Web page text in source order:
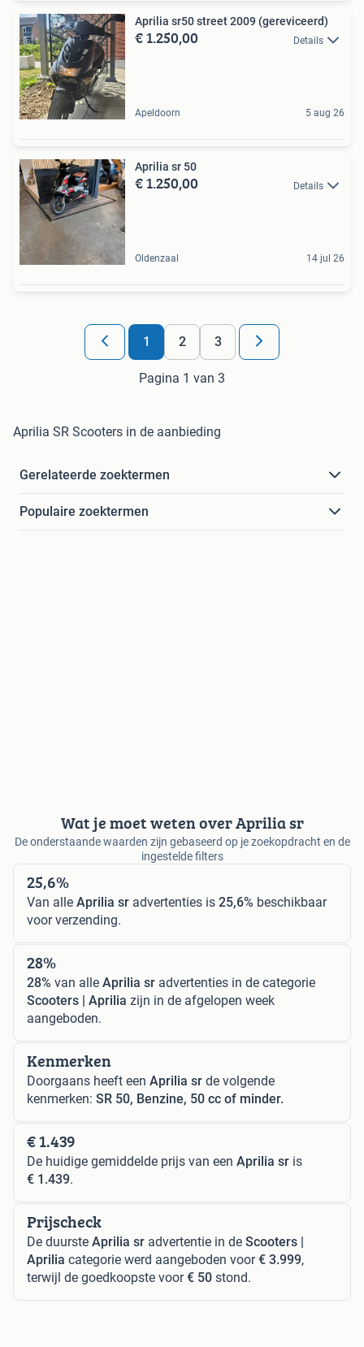
Aprilia sr50 street 2009 (gereviceerd)
€ 1.250,00 Details
Apeldoorn 5 aug 26
Aprilia sr 50
€ 1.250,00 Details
Oldenzaal 14 jul 26
1 2 3
Pagina 1 van 3
Aprilia SR Scooters in de aanbieding
Gerelateerde zoektermen
Populaire zoektermen
Wat je moet weten over Aprilia sr
De onderstaande waarden zijn gebaseerd op je zoekopdracht en de
ingestelde filters
25,6%
Van alle Aprilia sr advertenties is 25,6% beschikbaar
voor verzending.
28%
28% van alle Aprilia sr advertenties in de categorie
Scooters | Aprilia zijn in de afgelopen week
aangeboden.
Kenmerken
Doorgaans heeft een Aprilia sr de volgende
kenmerken: SR 50, Benzine, 50 cc of minder.
€ 1.439
De huidige gemiddelde prijs van een Aprilia sr is
€ 1.439.
Prijscheck
De duurste Aprilia sr advertentie in de Scooters |
Aprilia categorie werd aangeboden voor€ 3.999,
terwijl de goedkoopste voor€ 50 stond.